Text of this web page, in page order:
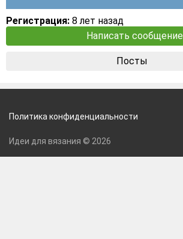
Регистрация: 8 лет назад
Написать сообщение
Посты
Политика конфиденциальности
Идеи для вязания © 2026